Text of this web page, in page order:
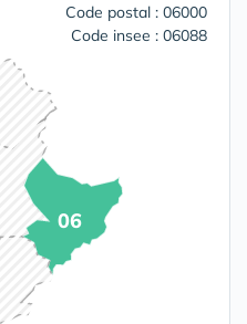
Code postal : 06000
Code insee : 06088
06